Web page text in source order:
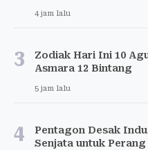
4 jam lalu
3
Zodiak Hari Ini 10
Asmara 12 Bintang
5 jam lalu
4
Pentagon Desak
Senjata untuk